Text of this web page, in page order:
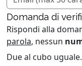
Domanda di
Rispondi alla
parola, nessun
Due al cubo